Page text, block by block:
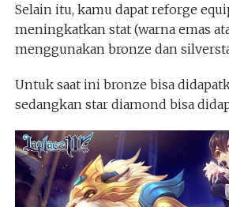
Selain itu, kamu dapat reforge
meningkatkan stat (warna emas
menggunakan bronze dan
Untuk saat ini bronze bisa
sedangkan star diamond bisa